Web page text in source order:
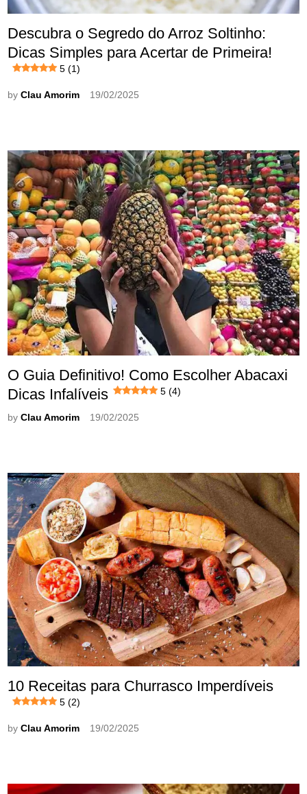
Descubra o Segredo do Arroz Soltinho:
Dicas Simples para Acertar de Primeira!
5 (1)
byClau Amorim 19/02/2025
O Guia Definitivo! Como Escolher Abacaxi
Dicas Infalíveis
5 (4)
byClau Amorim 19/02/2025
10 Receitas para Churrasco Imperdíveis
5 (2)
byClau Amorim 19/02/2025